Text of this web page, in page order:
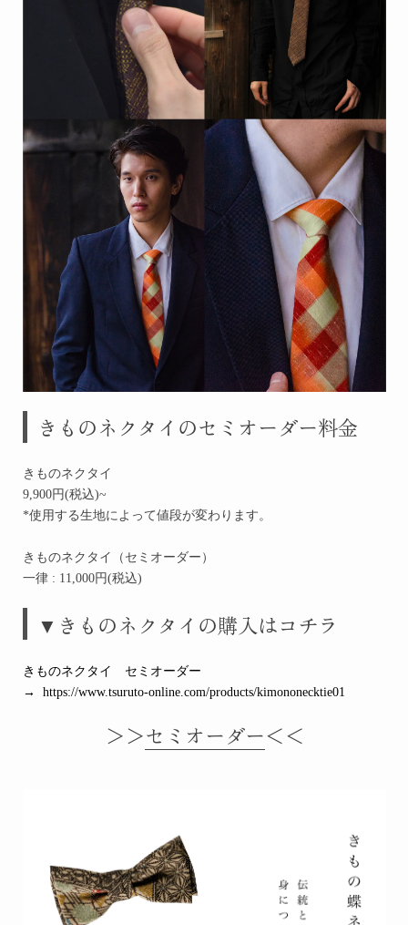
きものネクタイのセミオーダー料金
きものネクタイ
9,900円(税込)~
*使用する生地によって値段が変わります。
きものネクタイ（セミオーダー）
一律 : 11,000円(税込)
▼きものネクタイの購入はコチラ
きものネクタイ セミオーダー
→
https://www.tsuruto-online.com/products/kimononecktie01
＞＞セミオーダー＜＜